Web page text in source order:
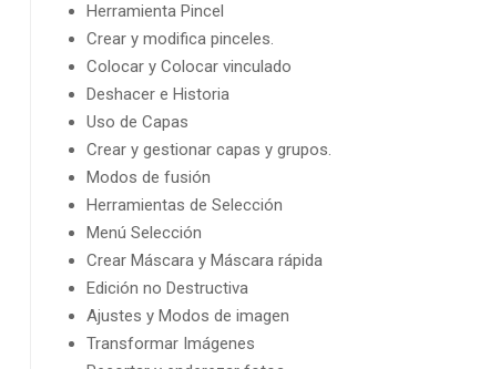
Herramienta Pincel
Crear y modifica pinceles.
Colocar y Colocar vinculado
Deshacer e Historia
Uso de Capas
Crear y gestionar capas y grupos.
Modos de fusión
Herramientas de Selección
Menú Selección
Crear Máscara y Máscara rápida
Edición no Destructiva
Ajustes y Modos de imagen
Transformar Imágenes